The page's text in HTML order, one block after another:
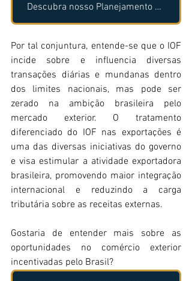
Descubra nosso Planejamento Logístico!
Por tal conjuntura, entende-se que o IOF
incide sobre e influencia diversas
transações diárias e mundanas dentro
dos limites nacionais, mas pode ser
zerado na ambição brasileira pelo
mercado exterior. O tratamento
diferenciado do IOF nas exportações é
uma das diversas iniciativas do governo
e visa estimular a atividade exportadora
brasileira, promovendo maior integração
internacional e reduzindo a carga
tributária sobre as receitas externas.
Gostaria de entender mais sobre as
oportunidades no comércio exterior
incentivadas pelo Brasil?